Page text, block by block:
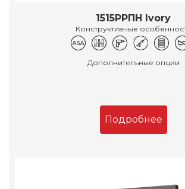
1515РРПН Ivory
Конструктивные
Дополнительные опции
Подробнее